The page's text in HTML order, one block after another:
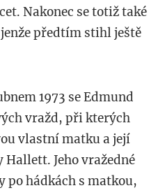
Nakonec se totiž také
předtím stihl ještě
1973 se Edmund
vražd, při kterých
vlastní matku a její
Jeho vražedné
po hádkách s matkou,